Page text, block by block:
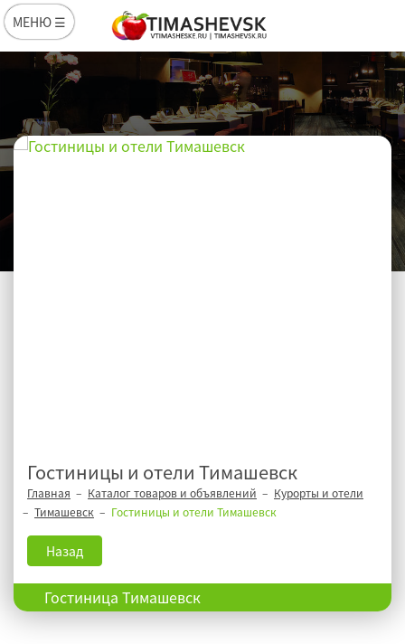
МЕНЮ ☰
Гостиницы и отели Тимашевск
Главная Каталог товаров и объявлений
Курорты и отели
Тимашевск
Гостиницы и отели Тимашевск
Назад
Гостиница Тимашевск